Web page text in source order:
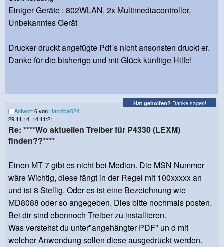
Einiger Geräte : 802WLAN, 2x Multimediacontroller,
Unbekanntes Gerät
Drucker druckt angefügte Pdf´s nicht ansonsten druckt er.
Danke für die bisherige und mit Glück künftige Hilfe!
Hat geholfen? Danke sagen!
Antwort6 von Hannibal624
29.11.14, 14:11:21
Re: ****Wo aktuellen Treiber für P4330 (LEXM)
finden??****
Einen MT 7 gibt es nicht bei Medion. Die MSN Nummer
wäre Wichtig, diese fängt in der Regel mit 100xxxxx an
und ist 8 Stellig. Oder es ist eine Bezeichnung wie
MD8088 oder so angegeben. Dies bitte nochmals posten.
Bei dir sind ebennoch Treiber zu installieren.
Was verstehst du unter"angehängter PDF" un d mit
welcher Anwendung sollen diese ausgedrückt werden.